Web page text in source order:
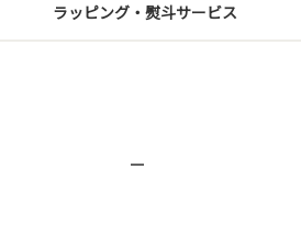
ラッピング・熨斗サービス